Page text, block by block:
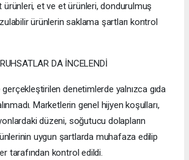
ürünleri, et ve et ürünleri, dondurulmuş
ürünlerin saklama şartları kontrol
DA İNCELENDİ
denetimlerde yalnızca gıda
Marketlerin genel hijyen koşulları,
düzeni, soğutucu dolapların
uygun şartlarda muhafaza edilip
tarafından kontrol edildi.